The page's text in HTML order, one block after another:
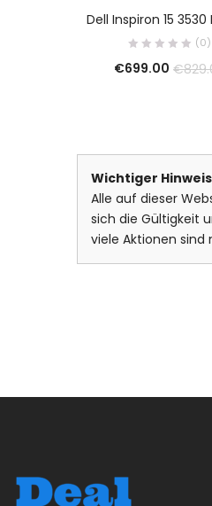
Dell Inspiron 15
(0)
€699.00 €
Wichtiger
Alle auf dieser
sich die Gültigkeit
viele Aktionen sind